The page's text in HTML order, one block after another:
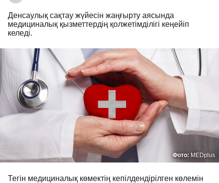
Денсаулық сақтау жүйесін жаңғырту аясында
медициналық қызметтердің қолжетімділігі кеңейіп
келеді.
Фото: MEDplus
Тегін медициналық көмектің кепілдендірілген көлемін